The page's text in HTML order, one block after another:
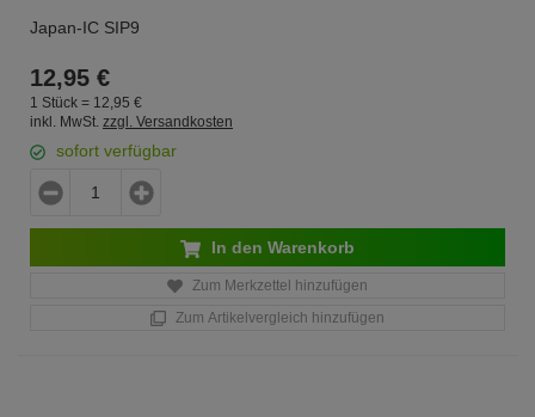
Japan-IC SIP9
12,95 €
1 Stück = 12, 95 €
inkl. MwSt. zzgl. Versandkosten
sofort verfügbar
In den Warenkorb
Zum Merkzettel hinzufügen
Zum Artikelvergleich hinzufügen